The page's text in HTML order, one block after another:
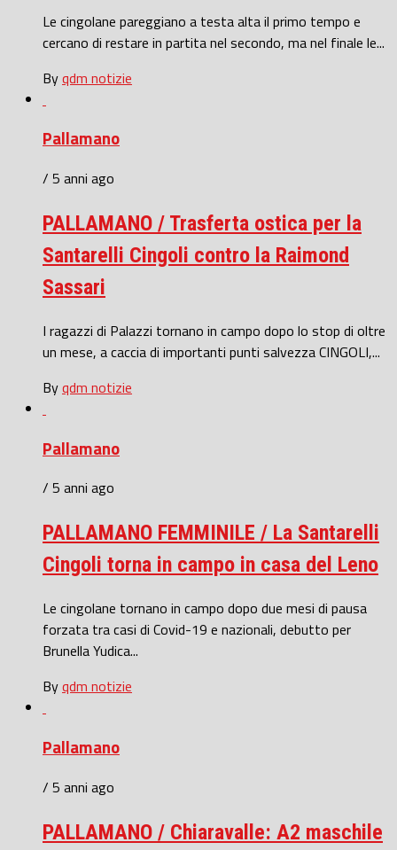
Le cingolane pareggiano a testa alta il primo tempo e
cercano di restare in partita nel secondo, ma nel finale le...
Byqdm notizie
Pallamano
/ 5 anni ago
PALLAMANO / Trasferta ostica per la
Santarelli Cingoli contro la Raimond
Sassari
I ragazzi di Palazzi tornano in campo dopo lo stop di oltre
un mese, a caccia di importanti punti salvezza CINGOLI,...
Byqdm notizie
Pallamano
/ 5 anni ago
PALLAMANO FEMMINILE / La Santarelli
Cingoli torna in campo in casa del Leno
Le cingolane tornano in campo dopo due mesi di pausa
forzata tra casi di Covid-19 e nazionali, debutto per
Brunella Yudica...
Byqdm notizie
Pallamano
/ 5 anni ago
PALLAMANO / Chiaravalle: A2 maschile